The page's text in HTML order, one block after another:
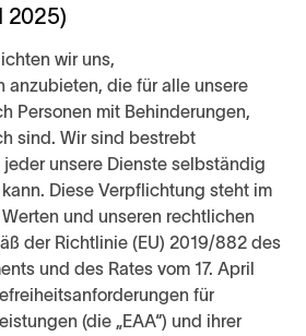
2025)
wir uns,
anzubieten, die für alle unsere
Personen mit Behinderungen,
sind. Wir sind bestrebt
unsere Dienste selbständig
Diese Verpflichtung steht im
und unseren rechtlichen
der Richtlinie (EU) 2019/882 des
und des Rates vom 17. April
für
(die „EAA“) und ihrer